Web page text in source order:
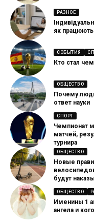
РАЗНОЕ
як працюють
СОБЫТИЯ
Кто стал
ОБЩЕСТВО
Почему
ответ науки
СПОРТ
Чемпионат
матчей,
турнира
ОБЩЕСТВО
Новые
будут
ОБЩЕСТВО
Именины 1
ангела и